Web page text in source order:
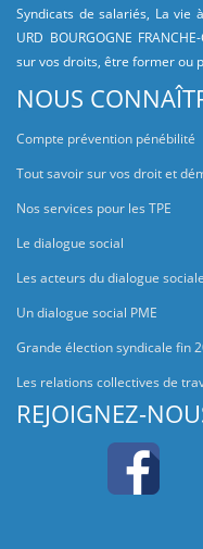
Syndicats de salariés, La vie
URD BOURGOGNE
sur vos droits, être former ou
NOUS
Compte prévention pénébilité
Tout savoir sur vos droit et
Nos services pour les TPE
Le dialogue social
Les acteurs du dialogue sociale
Un dialogue social PME
Grande élection syndicale fin
Les relations collectives de
REJOIGNEZ-